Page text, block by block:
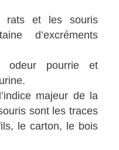
rats et les souris
d’excréments
odeur pourrie et
majeur de la
sont les traces
le carton, le bois